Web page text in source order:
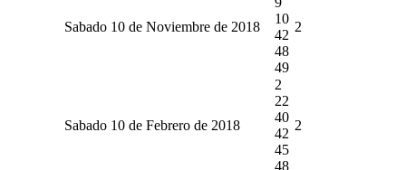
Sabado 10 de Noviembre de 2018
10
42
48
49
2
Sabado 10 de Febrero de 2018
2
22
40
42
45
48
2